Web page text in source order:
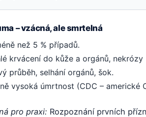
– vzácná, ale smrtelná
než 5 % případů.
krvácení do kůže a orgánů,
průběh, selhání orgánů, šok.
vysoká úmrtnost (CDC – americké
pro praxi: Rozpoznání prvních